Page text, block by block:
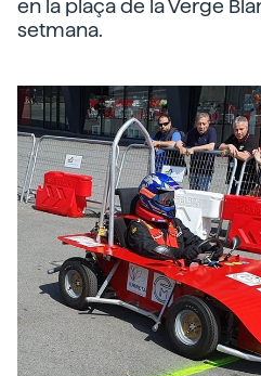
en la plaça de la Verge
setmana.